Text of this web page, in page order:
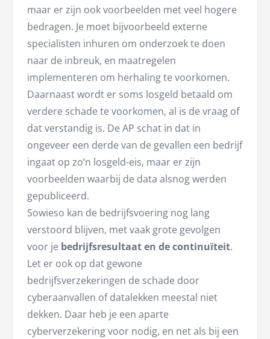
maar er zijn ook voorbeelden met veel hogere
bedragen. Je moet bijvoorbeeld externe
specialisten inhuren om onderzoek te doen
naar de inbreuk, en maatregelen
implementeren om herhaling te voorkomen.
Daarnaast wordt er soms losgeld betaald om
verdere schade te voorkomen, al is de vraag of
dat verstandig is. De AP schat in dat in
ongeveer een derde van de gevallen een bedrijf
ingaat op zo’n losgeld-eis, maar er zijn
voorbeelden waarbij de data alsnog werden
gepubliceerd.
Sowieso kan de bedrijfsvoering nog lang
verstoord blijven, met vaak grote gevolgen
voor je bedrijfsresultaat en de continuïteit.
Let er ook op dat gewone
bedrijfsverzekeringen de schade door
cyberaanvallen of datalekken meestal niet
dekken. Daar heb je een aparte
cyberverzekering voor nodig, en net als bij een